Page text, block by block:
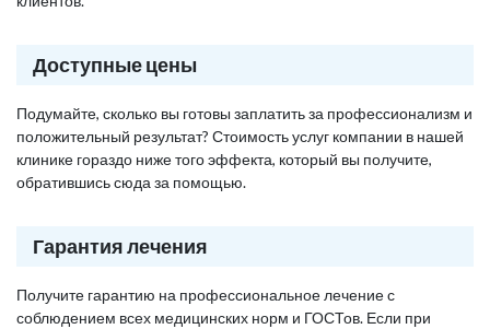
Доступные цены
Подумайте, сколько вы готовы заплатить за профессионализм и
положительный результат? Стоимость услуг компании в нашей
клинике гораздо ниже того эффекта, который вы получите,
обратившись сюда за помощью.
Гарантия лечения
Получите гарантию на профессиональное лечение с
соблюдением всех медицинских норм и ГОСТов. Если при